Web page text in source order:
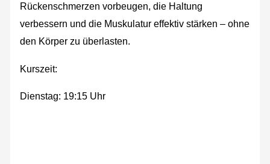
Rückenschmerzen vorbeugen, die Haltung
verbessern und die Muskulatur effektiv stärken – ohne
den Körper zu überlasten.
Kurszeit:
Dienstag: 19:15 Uhr